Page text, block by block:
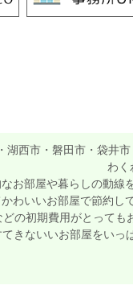
湖西市・磐田市・袋井
わ
お部屋や暮らしの動線
わいいお部屋で節約し
の初期費用がとって
きないいお部屋をい